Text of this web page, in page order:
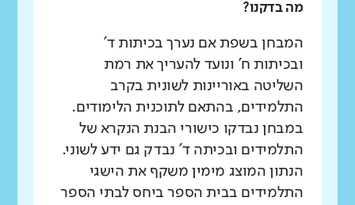
מה בדקנו?
המבחן בשפת אם נערך בכיתות ד'
ובכיתות ח' ונועד להעריך את רמת
השליטה באוריינות לשונית בקרב
התלמידים, בהתאם לתוכנית הלימודים.
במבחן נבדקו כישורי הבנת הנקרא של
התלמידים ובכיתה ד' נבדק גם ידע לשוני.
הנתון המוצג מימין משקף את הישגי
התלמידים בבית הספר ביחס לבתי הספר